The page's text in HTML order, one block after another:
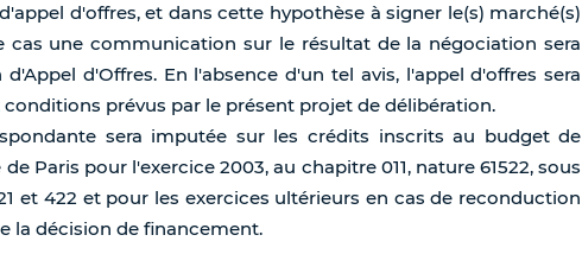
d'offres, et dans cette hypothèse à signer le(s) marché(s)
cas une communication sur le résultat de la négociation sera
d'Offres. En l'absence d'un tel avis, l'appel d'offres sera
prévus par le présent projet de délibération.
sera imputée sur les crédits inscrits au budget de
Paris pour l'exercice 2003, au chapitre 011, nature 61522, sous
et 422 et pour les exercices ultérieurs en cas de reconduction
la décision de financement.